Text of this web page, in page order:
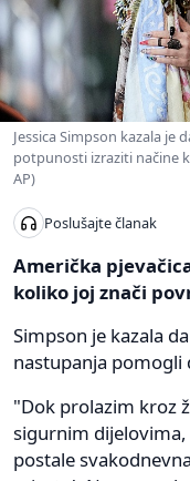
Jessica Simpson kazala
potpunosti izraziti načine
AP)
Poslušajte članak
Američka
koliko joj znači
Simpson je kazala
nastupanja pomogli
"Dok prolazim kroz
sigurnim dijelovima,
postale